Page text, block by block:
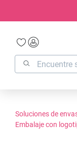
Soluciones de
Embalaje con